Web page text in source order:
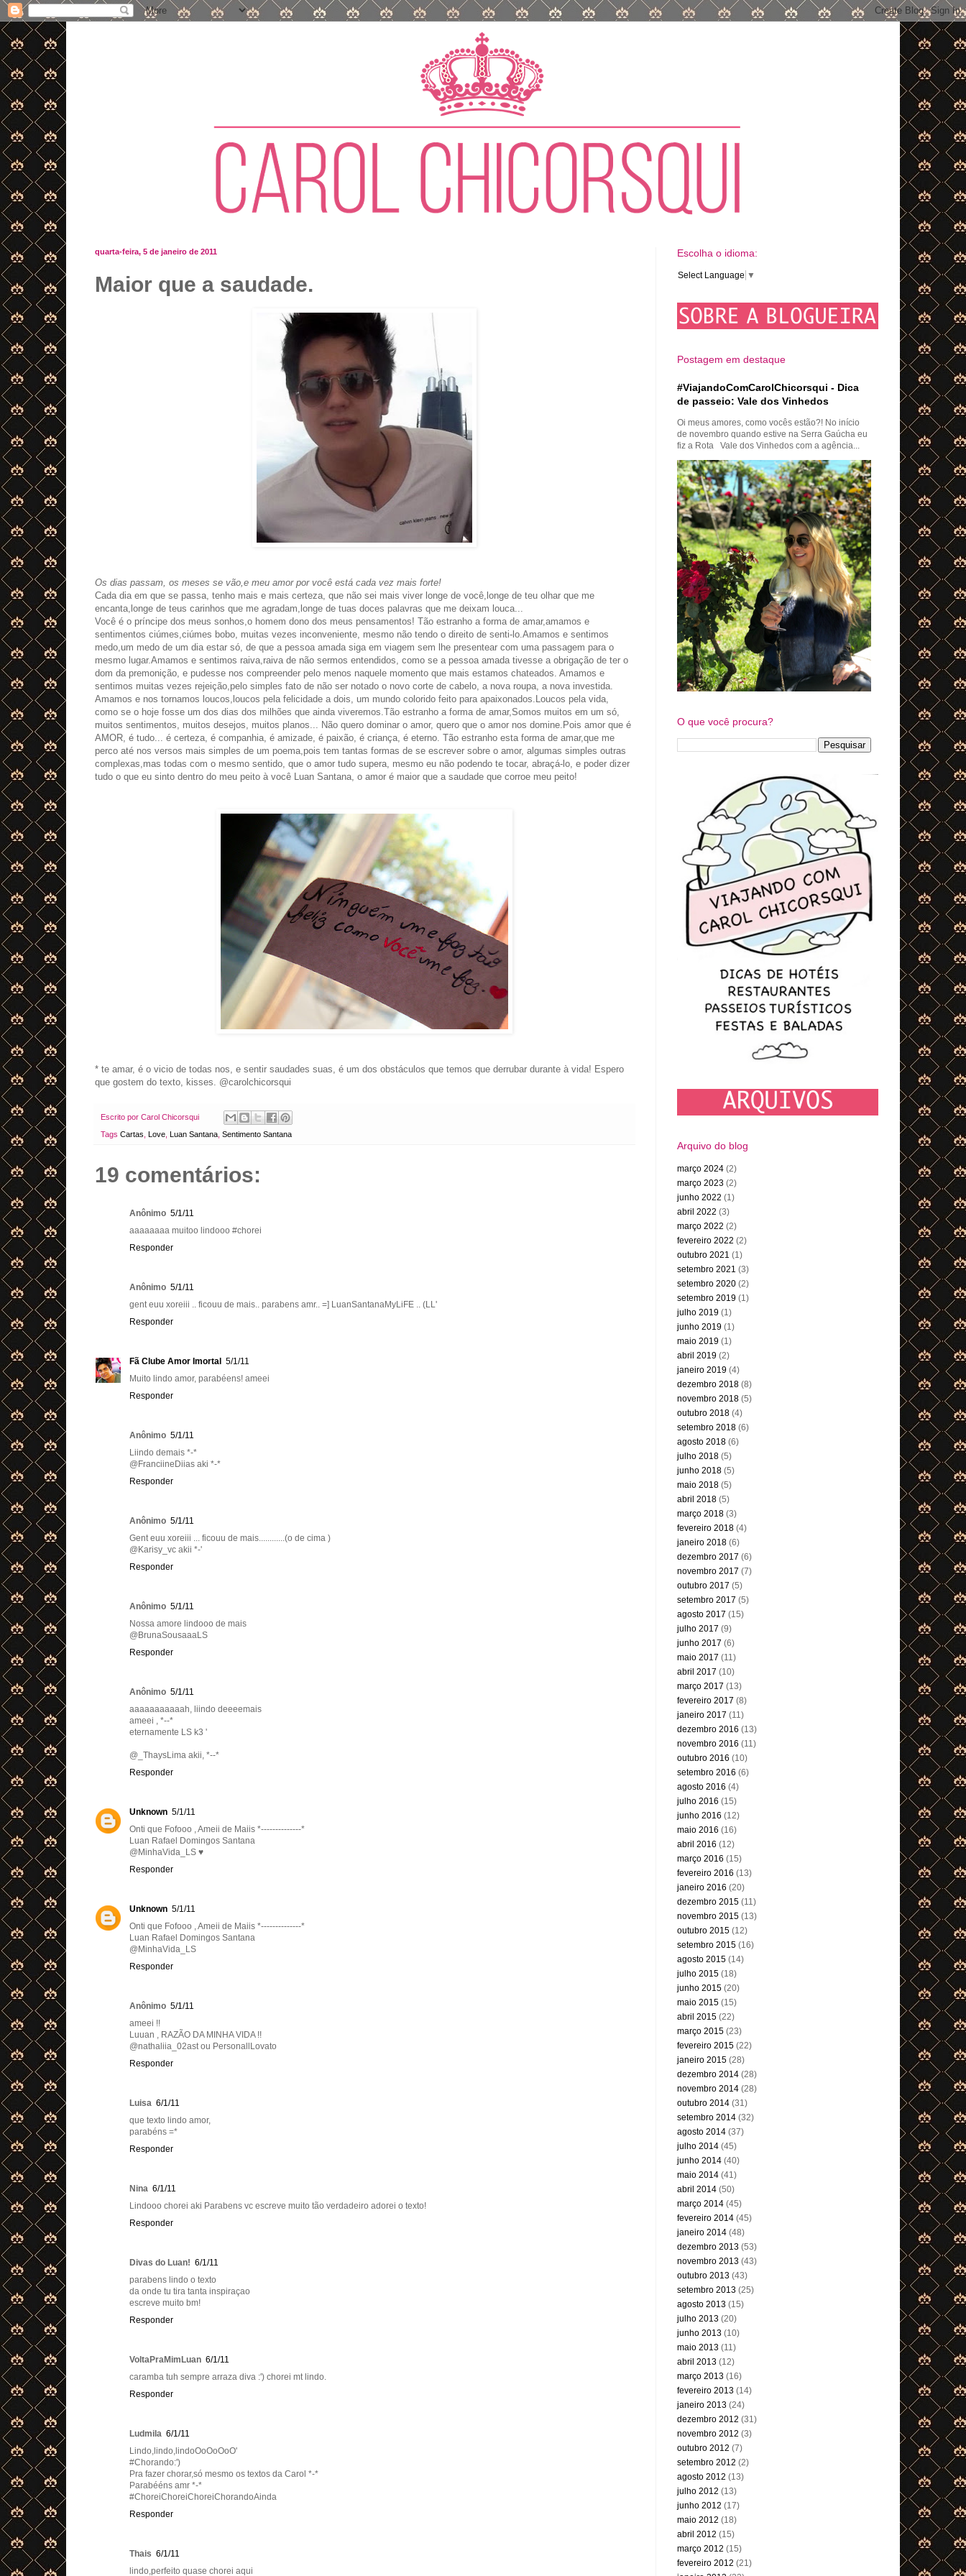
quarta-feira, 5 de janeiro de 2011
Maior que a saudade.
Os dias passam, os meses se vão,e meu amor por você está cada vez mais forte!
Cada dia em que se passa, tenho mais e mais certeza, que não sei mais viver longe de você,longe de teu olhar que me
encanta,longe de teus carinhos que me agradam,longe de tuas doces palavras que me deixam louca...
Você é o príncipe dos meus sonhos,o homem dono dos meus pensamentos! Tão estranho a forma de amar,amamos e
sentimentos ciúmes,ciúmes bobo, muitas vezes inconveniente, mesmo não tendo o direito de senti-lo.Amamos e sentimos
medo,um medo de um dia estar só, de que a pessoa amada siga em viagem sem lhe presentear com uma passagem para o
mesmo lugar.Amamos e sentimos raiva,raiva de não sermos entendidos, como se a pessoa amada tivesse a obrigação de ter o
dom da premonição, e pudesse nos compreender pelo menos naquele momento que mais estamos chateados. Amamos e
sentimos muitas vezes rejeição,pelo simples fato de não ser notado o novo corte de cabelo, a nova roupa, a nova investida.
Amamos e nos tornamos loucos,loucos pela felicidade a dois, um mundo colorido feito para apaixonados.Loucos pela vida,
como se o hoje fosse um dos dias dos milhões que ainda viveremos.Tão estranho a forma de amar,Somos muitos em um só,
muitos sentimentos, muitos desejos, muitos planos... Não quero dominar o amor, quero que o amor nos domine.Pois amor que é
AMOR, é tudo... é certeza, é companhia, é amizade, é paixão, é criança, é eterno. Tão estranho esta forma de amar,que me
perco até nos versos mais simples de um poema,pois tem tantas formas de se escrever sobre o amor, algumas simples outras
complexas,mas todas com o mesmo sentido, que o amor tudo supera, mesmo eu não podendo te tocar, abraçá-lo, e poder dizer
tudo o que eu sinto dentro do meu peito à você Luan Santana, o amor é maior que a saudade que corroe meu peito!
* te amar, é o vicio de todas nos, e sentir saudades suas, é um dos obstáculos que temos que derrubar durante à vida! Espero
que gostem do texto, kisses. @carolchicorsqui
Escrito por Carol Chicorsqui
Tags Cartas Love Luan Santana Sentimento Santana
19 comentários:
Anônimo 5/1/11
aaaaaaaa muitoo lindooo #chorei
Responder
Anônimo 5/1/11
gent euu xoreiii .. ficouu de mais.. parabens amr.. =] LuanSantanaMyLiFE .. (LL'
Responder
Fã Clube Amor Imortal
5/1/11
Muito lindo amor, parabéens! ameei
Responder
Anônimo 5/1/11
Liindo demais *-*
@FranciineDiias aki *-*
Responder
Anônimo 5/1/11
Gent euu xoreiii ... ficouu de mais............(o de cima )
@Karisy_vc akii *-'
Responder
Anônimo 5/1/11
Nossa amore lindooo de mais
@BrunaSousaaaLS
Responder
Anônimo 5/1/11
aaaaaaaaaaah, liindo deeeemais
ameei , *--*
eternamente LS k3 '
@_ThaysLima akii, *--*
Responder
Unknown 5/1/11
Onti que Fofooo , Ameii de Maiis *--------------*
Luan Rafael Domingos Santana
@MinhaVida_LS ♥
Responder
Unknown 5/1/11
Onti que Fofooo , Ameii de Maiis *--------------*
Luan Rafael Domingos Santana
@MinhaVida_LS
Responder
Anônimo 5/1/11
ameei !!
Luuan , RAZÃO DA MINHA VIDA !!
@nathaliia_02ast ou PersonallLovato
Responder
Luisa 6/1/11
que texto lindo amor,
parabéns =*
Responder
Nina 6/1/11
Lindooo chorei aki Parabens vc escreve muito tão verdadeiro adorei o texto!
Responder
Divas do Luan! 6/1/11
parabens lindo o texto
da onde tu tira tanta inspiraçao
escreve muito bm!
Responder
VoltaPraMimLuan 6/1/11
caramba tuh sempre arraza diva :') chorei mt lindo.
Responder
Ludmila 6/1/11
Lindo,lindo,lindoOoOoOoO'
#Chorando:')
Pra fazer chorar,só mesmo os textos da Carol *-*
Parabééns amr *-*
#ChoreiChoreiChoreiChorandoAinda
Responder
Thais 6/1/11
lindo,perfeito quase chorei aqui
Escolha o idioma:
Select Language ▼
Postagem em destaque
#ViajandoComCarolChicorsqui - Dica
de passeio: Vale dos Vinhedos
Oi meus amores, como vocês estão?! No início
de novembro quando estive na Serra Gaúcha eu
fiz a Rota Vale dos Vinhedos com a agência...
O que você procura?
Arquivo do blog
março 2024 (2)
março 2023 (2)
junho 2022 (1)
abril 2022 (3)
março 2022 (2)
fevereiro 2022 (2)
outubro 2021 (1)
setembro 2021 (3)
setembro 2020 (2)
setembro 2019 (1)
julho 2019 (1)
junho 2019 (1)
maio 2019 (1)
abril 2019 (2)
janeiro 2019 (4)
dezembro 2018 (8)
novembro 2018 (5)
outubro 2018 (4)
setembro 2018 (6)
agosto 2018 (6)
julho 2018 (5)
junho 2018 (5)
maio 2018 (5)
abril 2018 (5)
março 2018 (3)
fevereiro 2018 (4)
janeiro 2018 (6)
dezembro 2017 (6)
novembro 2017 (7)
outubro 2017 (5)
setembro 2017 (5)
agosto 2017 (15)
julho 2017 (9)
junho 2017 (6)
maio 2017 (11)
abril 2017 (10)
março 2017 (13)
fevereiro 2017 (8)
janeiro 2017 (11)
dezembro 2016 (13)
novembro 2016 (11)
outubro 2016 (10)
setembro 2016 (6)
agosto 2016 (4)
julho 2016 (15)
junho 2016 (12)
maio 2016 (16)
abril 2016 (12)
março 2016 (15)
fevereiro 2016 (13)
janeiro 2016 (20)
dezembro 2015 (11)
novembro 2015 (13)
outubro 2015 (12)
setembro 2015 (16)
agosto 2015 (14)
julho 2015 (18)
junho 2015 (20)
maio 2015 (15)
abril 2015 (22)
março 2015 (23)
fevereiro 2015 (22)
janeiro 2015 (28)
dezembro 2014 (28)
novembro 2014 (28)
outubro 2014 (31)
setembro 2014 (32)
agosto 2014 (37)
julho 2014 (45)
junho 2014 (40)
maio 2014 (41)
abril 2014 (50)
março 2014 (45)
fevereiro 2014 (45)
janeiro 2014 (48)
dezembro 2013 (53)
novembro 2013 (43)
outubro 2013 (43)
setembro 2013 (25)
agosto 2013 (15)
julho 2013 (20)
junho 2013 (10)
maio 2013 (11)
abril 2013 (12)
março 2013 (16)
fevereiro 2013 (14)
janeiro 2013 (24)
dezembro 2012 (31)
novembro 2012 (3)
outubro 2012 (7)
setembro 2012 (2)
agosto 2012 (13)
julho 2012 (13)
junho 2012 (17)
maio 2012 (18)
abril 2012 (15)
março 2012 (15)
fevereiro 2012 (21)